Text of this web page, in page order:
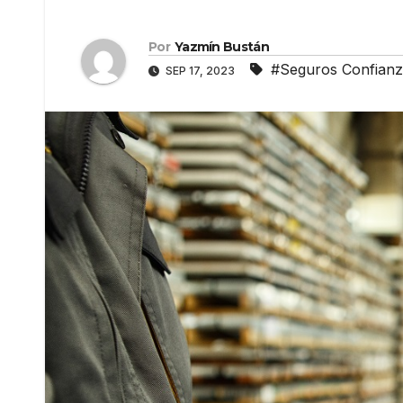
Por Yazmín Bustán
SEP 17, 2023 #Seguros